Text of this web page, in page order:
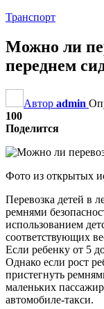
Транспорт
Можно ли
переднем
Автор admin
100
Поделится
Фото из открытых
Перевозка детей в
ремнями
использованием
соответствующих
Если ребенку от 5
Однако если рост
пристегнуть
маленьких
автомобиле-такси.